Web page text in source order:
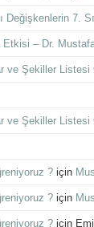
Değişkenlerin 7.
Etkisi – Dr.
ve Şekiller Listesi
ve Şekiller Listesi
?için
?için
?için